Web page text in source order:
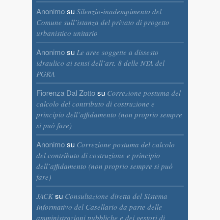
Anonimosu Silenzio-inadempimento del
Comune sull’istanza del privato di progetto
urbanistico unitario
Anonimosu Le aree soggette a dissesto
idraulico ai sensi dell’art. 8 delle NTA del
PGRA
Fiorenza Dal Zottosu Correzione postuma del
calcolo del contributo di costruzione e
principio dell’affidamento (non proprio sempre
si può fare)
Anonimosu Correzione postuma del calcolo
del contributo di costruzione e principio
dell’affidamento (non proprio sempre si può
fare)
JACKsu Consultazione diretta del Sistema
Informativo del Casellario da parte delle
amministrazioni pubbliche e dei gestori di